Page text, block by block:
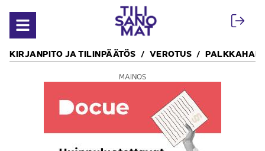
Avaa valikko
KIRJANPITO JA TILINPÄÄTÖS VEROTUS
MAINOS